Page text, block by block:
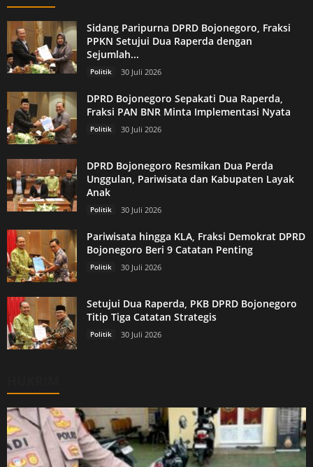
Sidang Paripurna DPRD Bojonegoro, Fraksi
PPKN Setujui Dua Raperda dengan
Sejumlah...
Politik 30 Juli 2026
DPRD Bojonegoro Sepakati Dua Raperda,
Fraksi PAN BNR Minta Implementasi Nyata
Politik 30 Juli 2026
DPRD Bojonegoro Resmikan Dua Perda
Unggulan, Pariwisata dan Kabupaten Layak
Anak
Politik 30 Juli 2026
Pariwisata hingga KLA, Fraksi Demokrat DPRD
Bojonegoro Beri 9 Catatan Penting
Politik 30 Juli 2026
Setujui Dua Raperda, PKB DPRD Bojonegoro
Titip Tiga Catatan Strategis
Politik 30 Juli 2026